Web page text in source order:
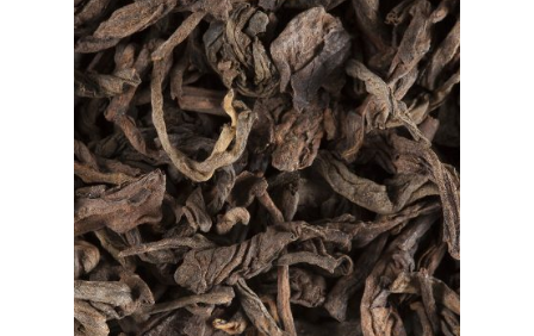
Tisanes Provence d’Antan
Tisanes Pukka
Tisanes Terre d’Oc
Lampes d’intérieur
Trousses et pochettes
Les cafés d’Olivet